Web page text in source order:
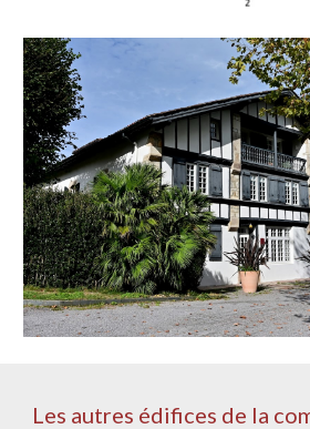
Les autres édifices de la